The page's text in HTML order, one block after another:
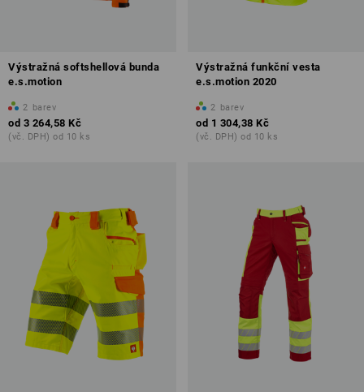
Výstražná softshellová bunda
e.s.motion
2 barev
od 3 264,58 Kč
(vč. DPH) od 10 ks
Výstražná funkční vesta
e.s.motion 2020
2 barev
od 1 304,38 Kč
(vč. DPH) od 10 ks